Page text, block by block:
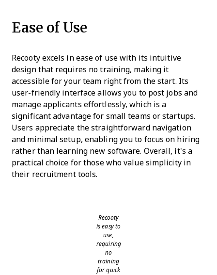
Ease of Use
Recooty excels in ease of use with its intuitive
design that requires no training, making it
accessible for your team right from the start. Its
user-friendly interface allows you to post jobs and
manage applicants effortlessly, which is a
significant advantage for small teams or startups.
Users appreciate the straightforward navigation
and minimal setup, enabling you to focus on hiring
rather than learning new software. Overall, it's a
practical choice for those who value simplicity in
their recruitment tools.
Recooty
is easy to
use,
requiring
no
training
for quick